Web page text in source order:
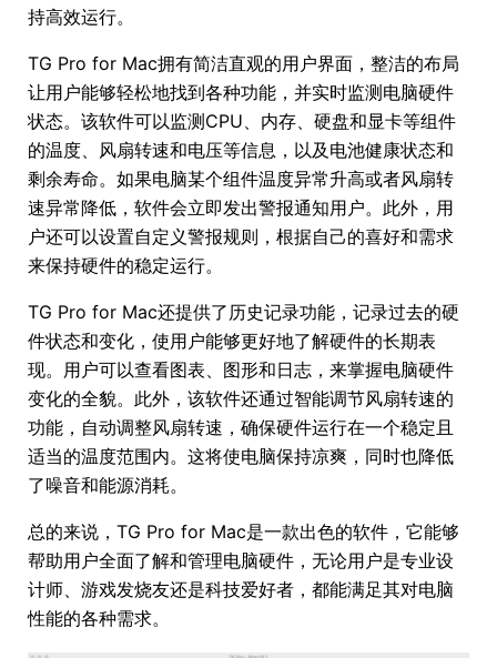
持高效运行。
TG Pro for Mac拥有简洁直观的用户界面，整洁的布局
让用户能够轻松地找到各种功能，并实时监测电脑硬件
状态。该软件可以监测CPU、内存、硬盘和显卡等组件
的温度、风扇转速和电压等信息，以及电池健康状态和
剩余寿命。如果电脑某个组件温度异常升高或者风扇转
速异常降低，软件会立即发出警报通知用户。此外，用
户还可以设置自定义警报规则，根据自己的喜好和需求
来保持硬件的稳定运行。
TG Pro for Mac还提供了历史记录功能，记录过去的硬
件状态和变化，使用户能够更好地了解硬件的长期表
现。用户可以查看图表、图形和日志，来掌握电脑硬件
变化的全貌。此外，该软件还通过智能调节风扇转速的
功能，自动调整风扇转速，确保硬件运行在一个稳定且
适当的温度范围内。这将使电脑保持凉爽，同时也降低
了噪音和能源消耗。
总的来说，TG Pro for Mac是一款出色的软件，它能够
帮助用户全面了解和管理电脑硬件，无论用户是专业设
计师、游戏发烧友还是科技爱好者，都能满足其对电脑
性能的各种需求。